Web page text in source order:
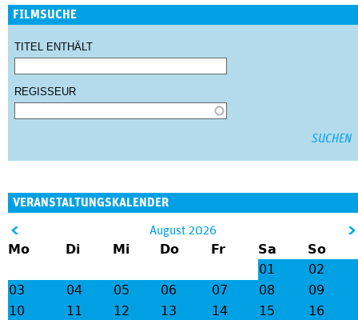
FILMSUCHE
TITEL ENTHÄLT
REGISSEUR
VERANSTALTUNGSKALENDER
lt;
August 2026
Mo Di Mi Do Fr Sa
So
01
02
03
04 05 06 07 08
09
10
11 12 13 14 15
16